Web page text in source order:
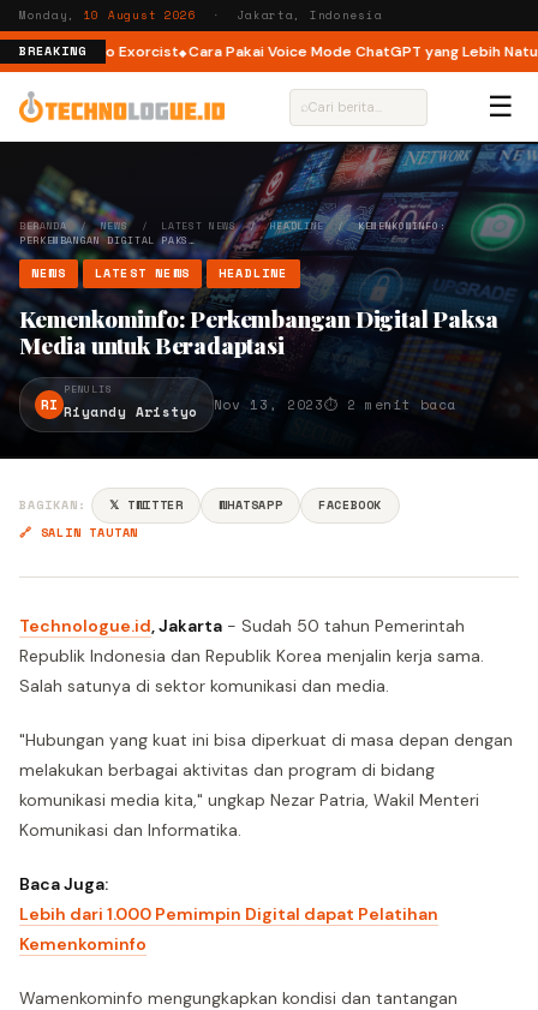
Monday, 10 August 2026 · Jakarta, Indonesia
BREAKING
The Tao Exorcist Cara Pakai Voice Mode ChatGPT yang Lebih
⌕ ☰
BERANDA/NEWS/ LATEST NEWS/HEADLINE/KEMENKOMINFO:
PERKEMBANGAN DIGITAL PAKS…
NEWS LATEST NEWS HEADLINE
Kemenkominfo: Perkembangan Digital Paksa
Media untuk Beradaptasi
RI
PENULIS
Riyandy Aristyo Nov 13, 2023⏱ 2 menit baca
BAGIKAN: 𝕏 TWITTER WHATSAPP
FACEBOOK
🔗 SALIN TAUTAN
Technologue.id, Jakarta - Sudah 50 tahun Pemerintah
Republik Indonesia dan Republik Korea menjalin kerja sama.
Salah satunya di sektor komunikasi dan media.
"Hubungan yang kuat ini bisa diperkuat di masa depan dengan
melakukan berbagai aktivitas dan program di bidang
komunikasi media kita," ungkap Nezar Patria, Wakil Menteri
Komunikasi dan Informatika.
Baca Juga:
Lebih dari 1.000 Pemimpin Digital dapat Pelatihan
Kemenkominfo
Wamenkominfo mengungkapkan kondisi dan tantangan